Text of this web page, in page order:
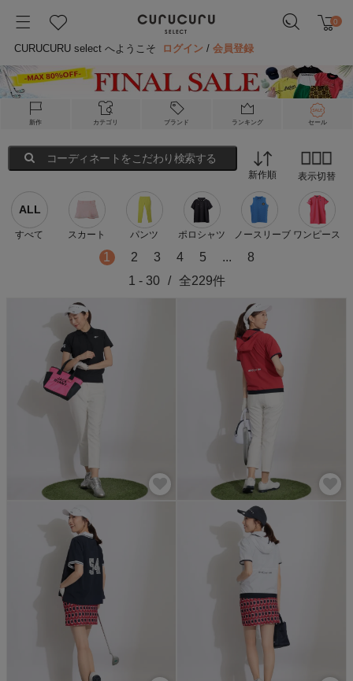
0
CURUCURU select へようこそ ログイン /会員登録
新作 カテゴリ ブランド ランキング セール
コーディネートをこだわり検索する
新作順 表示切替
ALL
すべて スカート パンツ ポロシャツ ノースリーブ ワンピース
1 2 3 4 5 ...
8
1 - 30 / 全229件